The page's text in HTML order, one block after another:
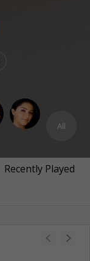
All
Recently Played